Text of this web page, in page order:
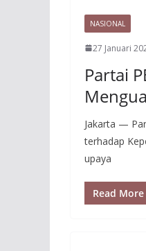
NASIONAL
27 Januari
Partai
Jakarta —
terhadap
upaya
Read More